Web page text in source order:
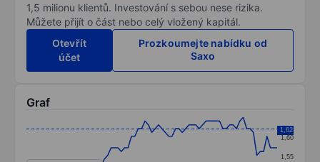
1,5 milionu klientů. Investování s sebou nese rizika.
Můžete přijít o část nebo celý vložený kapitál.
Otevřít
účet
Prozkoumejte nabídku od
Saxo
Graf
Line chart with 75 data points.
1,55
1,60
1,62